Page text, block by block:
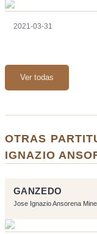
2021-03-31
Ver todas
OTRAS
IGNAZIO
GANZEDO
Jose Ignazio Ansorena